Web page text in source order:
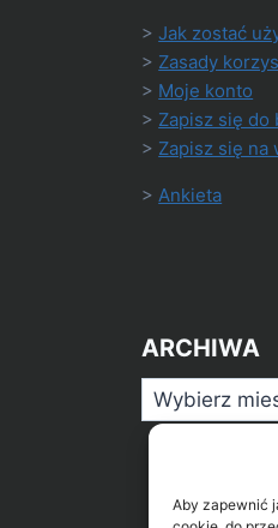
Aby zapewnić
>Jak zostać
> Zasady
> Moje konto
> Zapisz się do
> Zapisz się na
>Ankieta
ARCHIWA
Archiwa